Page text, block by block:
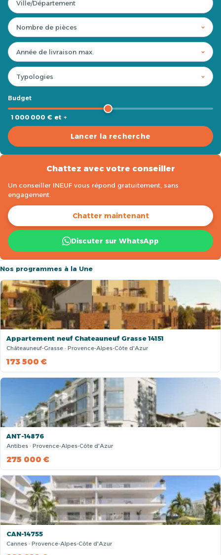
Budget
1 000 000 € et +
Lancer la recherche
Chattez avec votre conseiller
Un conseiller INEUF vous répond gratuitement, sans
engagement.
Chatter maintenant
Discuter sur WhatsApp
Nos programmes à la Une
Appartement neuf Chateauneuf Grasse 14151
Châteauneuf-Grasse · Provence-Alpes-Côte d'Azur
173 500 €
ANT-14876
Antibes · Provence-Alpes-Côte d'Azur
275 000 €
CAN-14755
Cannes · Provence-Alpes-Côte d'Azur